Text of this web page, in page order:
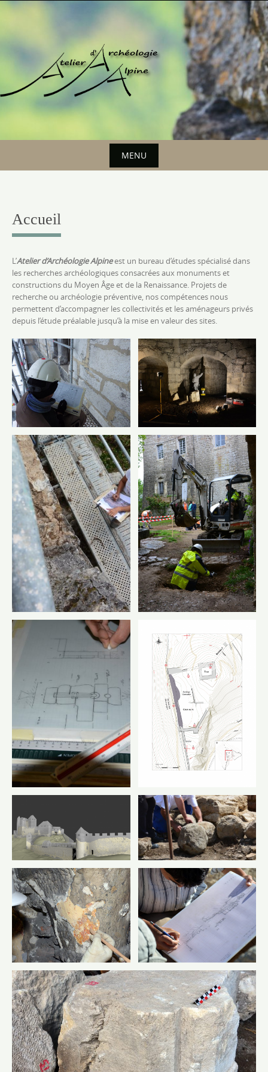
Skip
MENU
content
Accueil
L’Atelier d’Archéologie Alpineest un bureau d’études spécialisé dans
les recherches archéologiques consacrées aux monuments et
constructions du Moyen Âge et de la Renaissance. Projets de
recherche ou archéologie préventive, nos compétences nous
permettent d’accompagner les collectivités et les aménageurs privés
depuis l’étude préalable jusqu’à la mise en valeur des sites.